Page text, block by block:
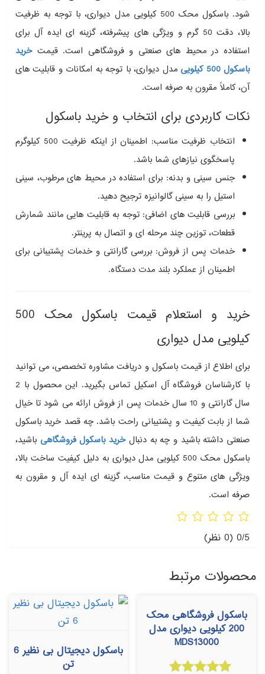
شود. باسکول محک 500 کیلویی مدل دیواری، با توجه به ظرفیت
بالا، دقت 50 گرم و ویژگی‌ های پیشرفته، گزینه‌ ای ایده‌ آل برای
استفاده در محیط‌ های صنعتی و فروشگاهی است. قیمتخرید
باسکول 500 کیلویی
مدل دیواری، با توجه به امکانات و قابلیت‌ های
آن، کاملاً مقرون‌ به‌ صرفه است.
نکات کاربردی برای انتخاب و خرید باسکول
انتخاب ظرفیت مناسب: اطمینان از اینکه ظرفیت 500 کیلوگرم
پاسخگوی نیازهای شما باشد.
جنس سینی و بدنه: برای استفاده در محیط‌ های مرطوب، سینی
استیل را به سینی گالوانیزه ترجیح دهید.
بررسی قابلیت‌ های اضافی: توجه به قابلیت‌ هایی مانند شمارش
قطعات، توزین چند مرحله‌ ای و اتصال به پرینتر.
خدمات پس از فروش: بررسی گارانتی و خدمات پشتیبانی برای
اطمینان از عملکرد بلند مدت دستگاه.
خرید و استعلام قیمت باسکول محک 500
کیلویی مدل دیواری
برای اطلاع از قیمت باسکول و دریافت مشاوره تخصصی، می‌ توانید
با کارشناسان فروشگاه آل اسکیل تماس بگیرید. این محصول با 2
سال گارانتی و 10 سال خدمات پس از فروش ارائه می‌ شود تا خیال
شما از بابت کیفیت و پشتیبانی راحت باشد. چه قصد خرید باسکول
صنعتی داشته باشید و چه به دنبالخرید باسکول فروشگاهی باشید،
باسکول محک 500 کیلویی مدل دیواری به دلیل کیفیت ساخت بالا،
ویژگی‌ های متنوع و قیمت مناسب، گزینه‌ ای ایده‌ آل و مقرون‌ به‌
صرفه است.
0/5 (0 نظر)
محصولات مرتبط
باسکول فروشگاهی محک
200 کیلویی دیواری مدل
MDS13000 باسکول دیجیتال بی نظیر 6
تن